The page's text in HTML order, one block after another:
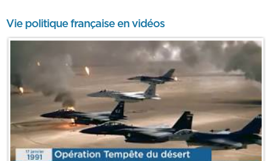
Vie politique française en vidéos